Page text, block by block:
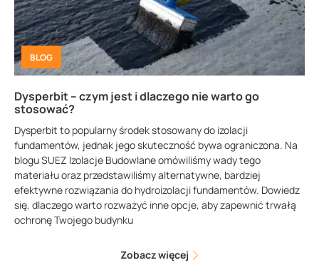
BLOG
Dysperbit – czym jest i dlaczego nie warto go
stosować?
Dysperbit to popularny środek stosowany do izolacji
fundamentów, jednak jego skuteczność bywa ograniczona. Na
blogu SUEZ Izolacje Budowlane omówiliśmy wady tego
materiału oraz przedstawiliśmy alternatywne, bardziej
efektywne rozwiązania do hydroizolacji fundamentów. Dowiedz
się, dlaczego warto rozważyć inne opcje, aby zapewnić trwałą
ochronę Twojego budynku
Zobacz więcej